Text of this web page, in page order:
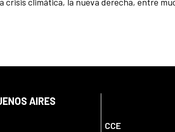
AIRES
CCE